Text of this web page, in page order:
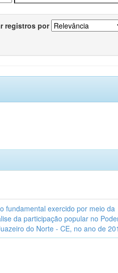
registros por
fundamental exercido por meio da
da participação popular no
do Norte - CE, no ano de